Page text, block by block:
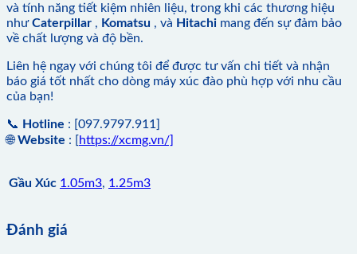
và tính năng tiết kiệm nhiên liệu, trong khi các thương hiệu
nhưCaterpillar , Komatsu , và Hitachi mang đến sự đảm bảo
về chất lượng và độ bền.
Liên hệ ngay với chúng tôi để được tư vấn chi tiết và nhận
báo giá tốt nhất cho dòng máy xúc đào phù hợp với nhu cầu
của bạn!
📞 Hotline : [097.9797.911]
🌐Website : [https://xcmg.vn/]
Gầu Xúc 1.05m3, 1.25m3
Đánh giá